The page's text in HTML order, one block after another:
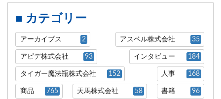
■ カテゴリー
アーカイブス 2 アスベル株式会社 35
アピデ株式会社 93 インタビュー 184
タイガー魔法瓶株式会社 152 人事 168
商品 765 天馬株式会社 58 書籍 96